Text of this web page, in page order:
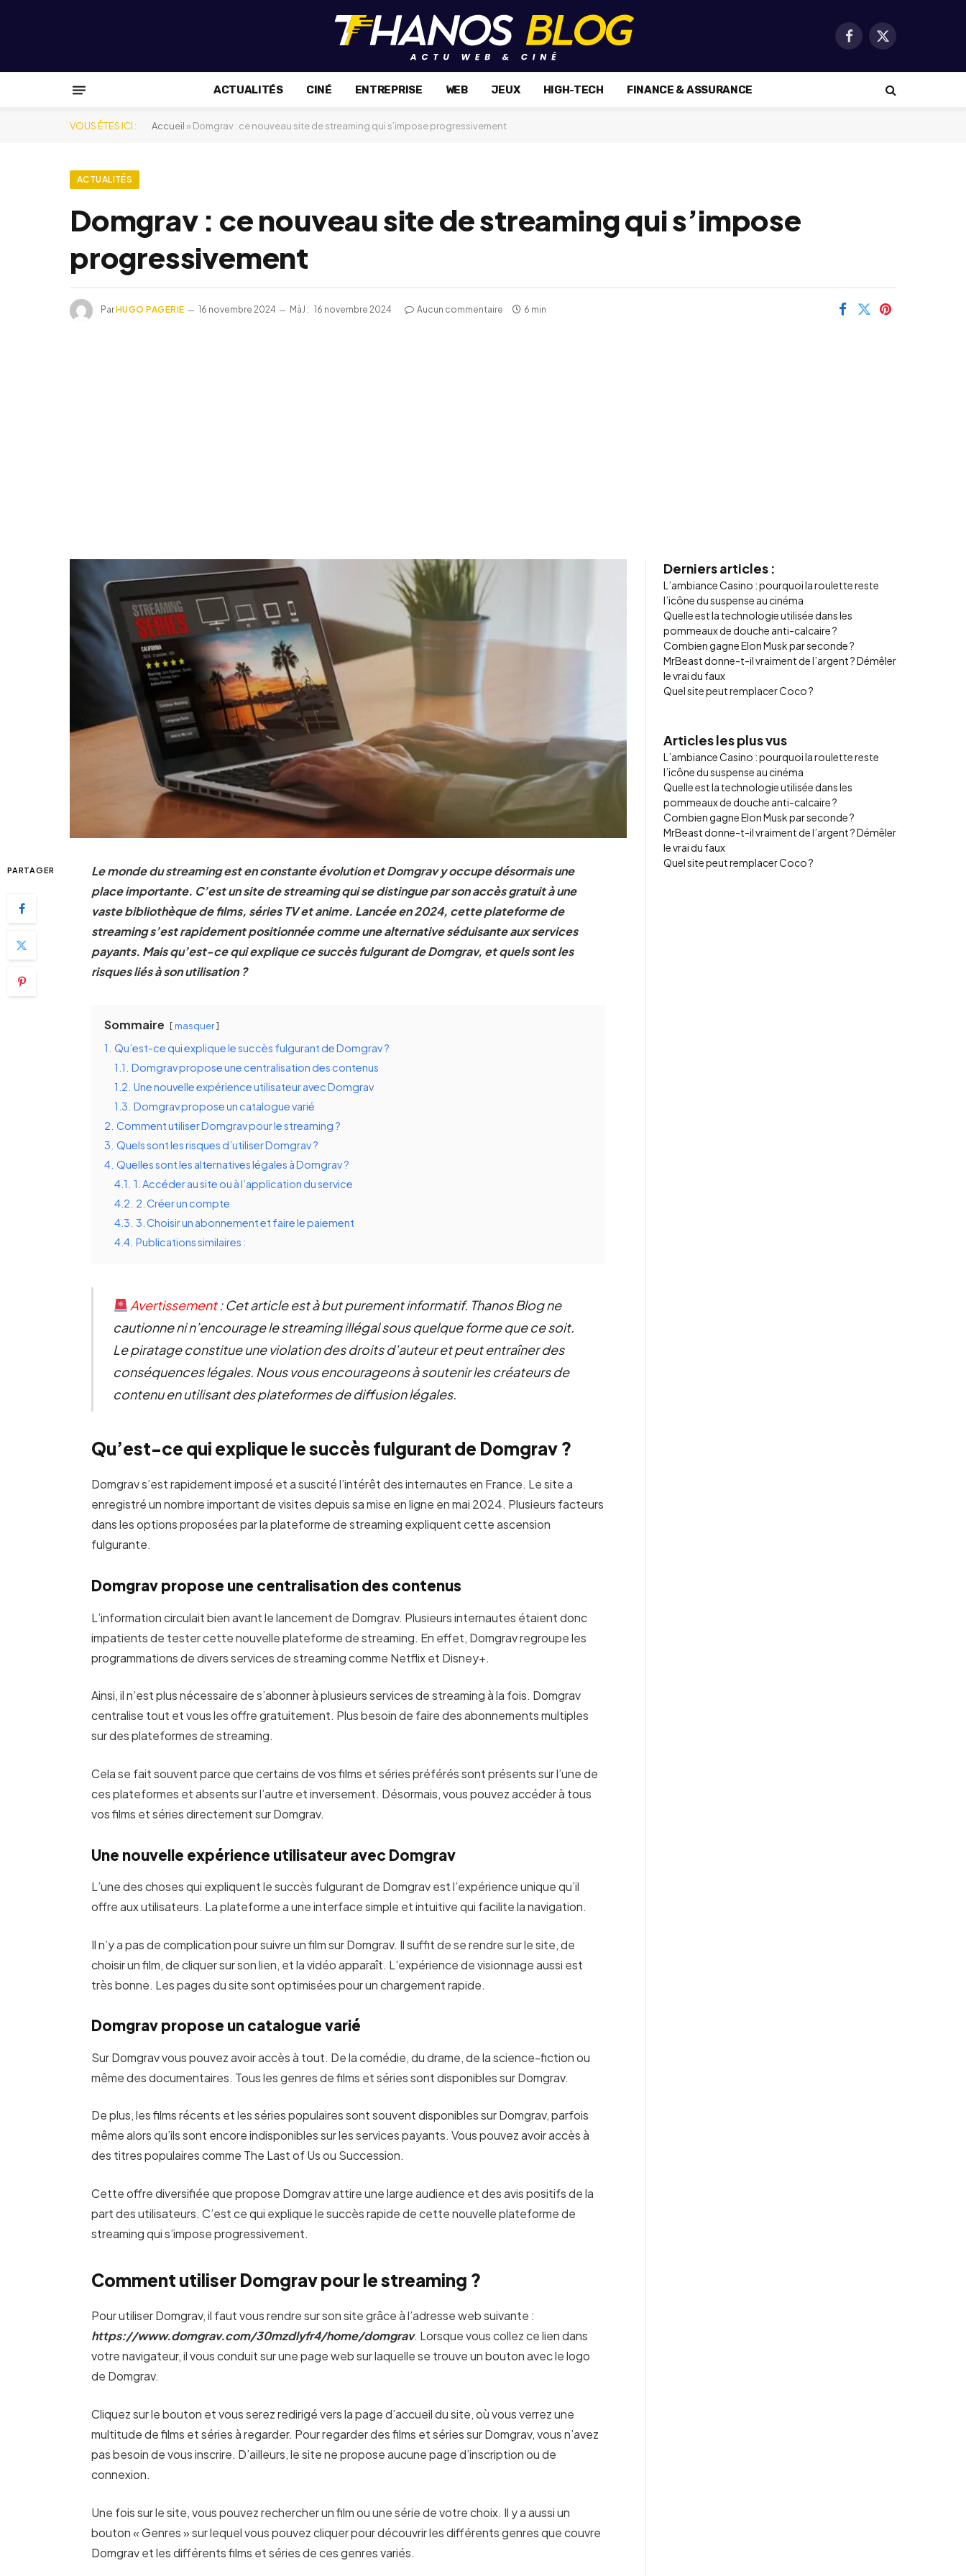
Facebook
X
ACTUALITÉS CINÉ ENTREPRISE WEB JEUX HIGH-TECH FINANCE & ASSURANCE
VOUS ÊTES ICI : Accueil »Domgrav : ce nouveau site de streaming qui s’impose progressivement
ACTUALITÉS
Domgrav : ce nouveau site de streaming qui s’impose
progressivement
ParHUGO PAGERIE 16 novembre 2024 MàJ : 16 novembre 2024 Aucun commentaire 6 min
PARTAGER
Le monde du streaming est en constante évolution et Domgrav y occupe désormais une
place importante. C’est un site de streaming qui se distingue par son accès gratuit à une
vaste bibliothèque de films, séries TV et anime. Lancée en 2024, cette plateforme de
streaming s’est rapidement positionnée comme une alternative séduisante aux services
payants. Mais qu’est-ce qui explique ce succès fulgurant de Domgrav, et quels sont les
risques liés à son utilisation ?
Sommaire masquer
1. Qu’est-ce qui explique le succès fulgurant de Domgrav ?
1.1. Domgrav propose une centralisation des contenus
1.2. Une nouvelle expérience utilisateur avec Domgrav
1.3. Domgrav propose un catalogue varié
2. Comment utiliser Domgrav pour le streaming ?
3. Quels sont les risques d’utiliser Domgrav ?
4. Quelles sont les alternatives légales à Domgrav ?
4.1. 1. Accéder au site ou à l’application du service
4.2. 2. Créer un compte
4.3. 3. Choisir un abonnement et faire le paiement
4.4. Publications similaires :
Avertissement: Cet article est à but purement informatif. Thanos Blog ne
cautionne ni n’encourage le streaming illégal sous quelque forme que ce soit.
Le piratage constitue une violation des droits d’auteur et peut entraîner des
conséquences légales. Nous vous encourageons à soutenir les créateurs de
contenu en utilisant des plateformes de diffusion légales.
Qu’est-ce qui explique le succès fulgurant de Domgrav ?
Domgrav s’est rapidement imposé et a suscité l’intérêt des internautes en France. Le site a
enregistré un nombre important de visites depuis sa mise en ligne en mai 2024. Plusieurs facteurs
dans les options proposées par la plateforme de streaming expliquent cette ascension
fulgurante.
Domgrav propose une centralisation des contenus
L’information circulait bien avant le lancement de Domgrav. Plusieurs internautes étaient donc
impatients de tester cette nouvelle plateforme de streaming. En effet, Domgrav regroupe les
programmations de divers services de streaming comme Netflix et Disney+.
Ainsi, il n’est plus nécessaire de s’abonner à plusieurs services de streaming à la fois. Domgrav
centralise tout et vous les offre gratuitement. Plus besoin de faire des abonnements multiples
sur des plateformes de streaming.
Cela se fait souvent parce que certains de vos films et séries préférés sont présents sur l’une de
ces plateformes et absents sur l’autre et inversement. Désormais, vous pouvez accéder à tous
vos films et séries directement sur Domgrav.
Une nouvelle expérience utilisateur avec Domgrav
L’une des choses qui expliquent le succès fulgurant de Domgrav est l’expérience unique qu’il
offre aux utilisateurs. La plateforme a une interface simple et intuitive qui facilite la navigation.
Il n’y a pas de complication pour suivre un film sur Domgrav. Il suffit de se rendre sur le site, de
choisir un film, de cliquer sur son lien, et la vidéo apparaît. L’expérience de visionnage aussi est
très bonne. Les pages du site sont optimisées pour un chargement rapide.
Domgrav propose un catalogue varié
Sur Domgrav vous pouvez avoir accès à tout. De la comédie, du drame, de la science-fiction ou
même des documentaires. Tous les genres de films et séries sont disponibles sur Domgrav.
De plus, les films récents et les séries populaires sont souvent disponibles sur Domgrav, parfois
même alors qu’ils sont encore indisponibles sur les services payants. Vous pouvez avoir accès à
des titres populaires comme The Last of Us ou Succession.
Cette offre diversifiée que propose Domgrav attire une large audience et des avis positifs de la
part des utilisateurs. C’est ce qui explique le succès rapide de cette nouvelle plateforme de
streaming qui s’impose progressivement.
Comment utiliser Domgrav pour le streaming ?
Pour utiliser Domgrav, il faut vous rendre sur son site grâce à l’adresse web suivante :
https://www.domgrav.com/30mzdlyfr4/home/domgrav. Lorsque vous collez ce lien dans
votre navigateur, il vous conduit sur une page web sur laquelle se trouve un bouton avec le logo
de Domgrav.
Cliquez sur le bouton et vous serez redirigé vers la page d’accueil du site, où vous verrez une
multitude de films et séries à regarder. Pour regarder des films et séries sur Domgrav, vous n’avez
pas besoin de vous inscrire. D’ailleurs, le site ne propose aucune page d’inscription ou de
connexion.
Une fois sur le site, vous pouvez rechercher un film ou une série de votre choix. Il y a aussi un
bouton « Genres » sur lequel vous pouvez cliquer pour découvrir les différents genres que couvre
Domgrav et les différents films et séries de ces genres variés.
Derniers articles :
L’ambiance Casino : pourquoi la roulette reste
l’icône du suspense au cinéma
Quelle est la technologie utilisée dans les
pommeaux de douche anti-calcaire ?
Combien gagne Elon Musk par seconde ?
MrBeast donne-t-il vraiment de l’argent ? Démêler
le vrai du faux
Quel site peut remplacer Coco ?
Articles les plus vus
L’ambiance Casino : pourquoi la roulette reste
l’icône du suspense au cinéma
Quelle est la technologie utilisée dans les
pommeaux de douche anti-calcaire ?
Combien gagne Elon Musk par seconde ?
MrBeast donne-t-il vraiment de l’argent ? Démêler
le vrai du faux
Quel site peut remplacer Coco ?